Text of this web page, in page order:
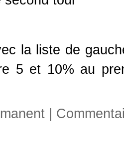
la liste de
5 et 10% au